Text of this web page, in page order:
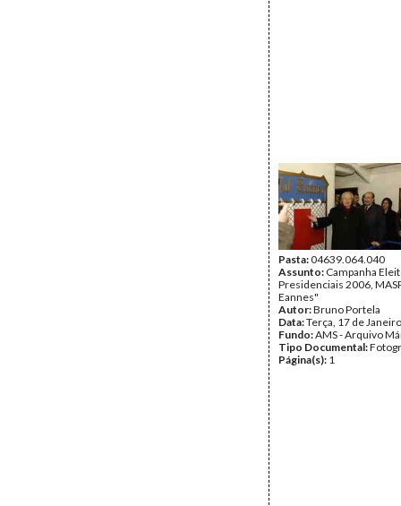
Pasta:04639.064.040
Assunto: Campanha
Presidenciais 2006,
Eannes"
Autor:Bruno Portela
Data:Terça, 17 de
Fundo:AMS - Arquivo
Tipo Documental:
Página(s): 1